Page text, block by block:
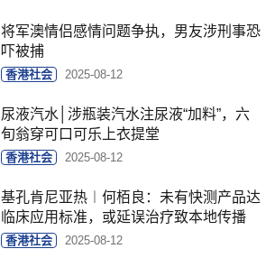
将军澳情侣感情问题争执，男友涉刑事恐
吓被捕
香港社会 2025-08-12
尿液汽水│涉瓶装汽水注尿液“加料”，六
旬翁穿可口可乐上衣提堂
香港社会 2025-08-12
基孔肯尼亚热︱何栢良：未有快测产品达
临床应用标准，或延误治疗致本地传播
香港社会 2025-08-12